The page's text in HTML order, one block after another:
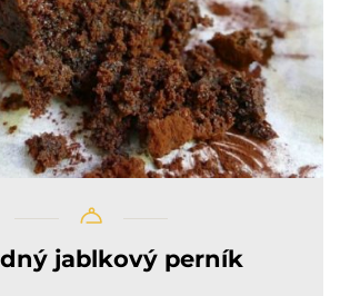
jablkový perník